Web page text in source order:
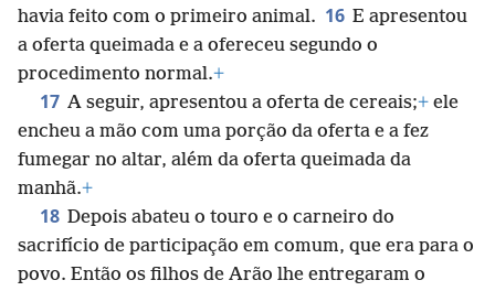
havia feito com o primeiro animal. 16 E apresentou
a oferta queimada e a ofereceu segundo o
procedimento normal.+
17 A seguir, apresentou a oferta de cereais;+ ele
encheu a mão com uma porção da oferta e a fez
fumegar no altar, além da oferta queimada da
manhã.+
18 Depois abateu o touro e o carneiro do
sacrifício de participação em comum, que era para o
povo. Então os filhos de Arão lhe entregaram o